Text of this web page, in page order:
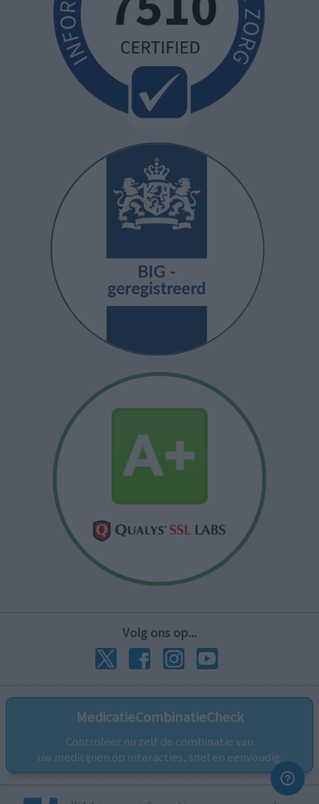
Volg ons op...
MedicatieCombinatieCheck
Controleer nu zelf de combinatie van
uw medicijnen op interacties, snel en eenvoudig.